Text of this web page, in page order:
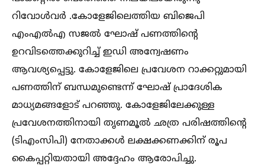
റിവോള്‍വർ .കോളേജിലെത്തിയ ബിജെപി
എംഎല്‍എ സജല്‍ ഘോഷ് പണത്തിന്റെ
ഉറവിടത്തെക്കുറിച്ച്‌ ഇഡി അന്വേഷണം
ആവശ്യപ്പെട്ടു. കോളേജിലെ പ്രവേശന റാക്കറ്റുമായി
പണത്തിന് ബന്ധമുണ്ടെന്ന് ഘോഷ് പ്രാദേശിക
മാധ്യമങ്ങളോട് പറഞ്ഞു. കോളേജിലേക്കുള്ള
പ്രവേശനത്തിനായി തൃണമൂല്‍ ഛത്ര പരിഷത്തിന്റെ
(ടിഎംസിപി) നേതാക്കള്‍ ലക്ഷക്കണക്കിന് രൂപ
കൈപ്പറ്റിയതായി അദ്ദേഹം ആരോപിച്ചു.